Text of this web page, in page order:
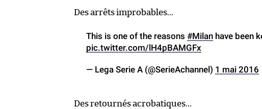
Des arrêts improbables…
This is one of the reasons #Milan have been
pic.twitter.com/lH4pBAMGFx
— Lega Serie A (@SerieAchannel) 1 mai 2016
Des retournés acrobatiques…